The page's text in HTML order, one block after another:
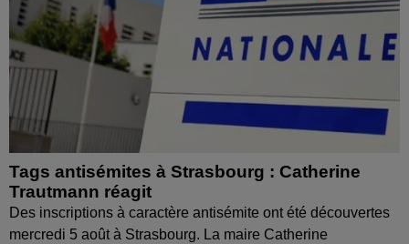
Tags antisémites à Strasbourg : Catherine
Trautmann réagit
Des inscriptions à caractère antisémite ont été découvertes
mercredi 5 août à Strasbourg. La maire Catherine